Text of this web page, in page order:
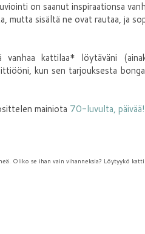
on saanut inspiraationsa
mutta sisältä ne ovat rautaa, ja
kattilaa* löytäväni
kun sen tarjouksesta
mainiota 70-luvulta, päivää!
Oliko se ihan vain vihanneksia? Löytyykö